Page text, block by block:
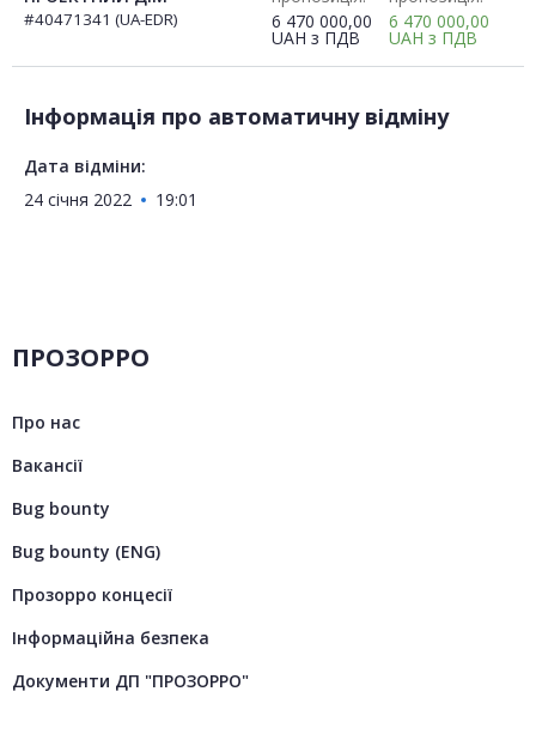
#40471341 (UA-EDR)
6 470 000,00
UAH з ПДВ
6 470 000,00
UAH з ПДВ
Інформація про автоматичну відміну
Дата відміни:
24 січня 2022
19:01
ПРОЗОРРО
Про нас
Вакансії
Bug bounty
Bug bounty (ENG)
Прозорро концесії
Інформаційна безпека
Документи ДП "ПРОЗОРРО"